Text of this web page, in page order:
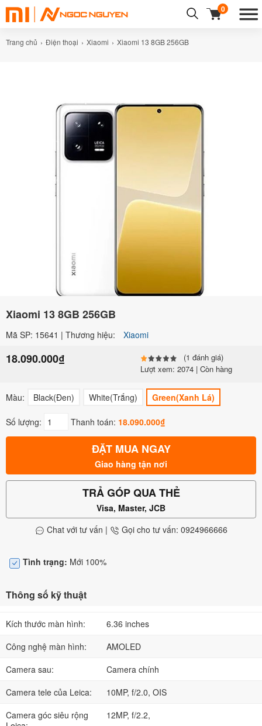
0
Trang chủ Điện thoại Xiaomi Xiaomi 13 8GB 256GB
Xiaomi 13 8GB 256GB
Mã SP: 15641 | Thương hiệu: Xiaomi
18.090.000₫
(1 đánh giá)
Lượt xem: 2074 | Còn hàng
Màu: Black(Đen) White(Trắng) Green(Xanh Lá)
Số lượng: Thanh toán: 18.090.000₫
ĐẶT MUA NGAY
Giao hàng tận nơi
TRẢ GÓP QUA THẺ
Visa, Master, JCB
Chat với tư vấn | Gọi cho tư vấn: 0924966666
Tình trạng: Mới 100%
Thông số kỹ thuật
Kích thước màn hình:
6.36 inches
Công nghệ màn hình:
AMOLED
Camera sau:
Camera chính
Camera tele của Leica:
10MP, f/2.0, OIS
Camera góc siêu rộng
12MP, f/2.2,